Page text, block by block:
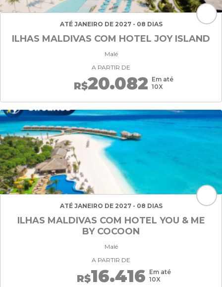
ATÉ JANEIRO DE 2027 - 08 DIAS
ILHAS MALDIVAS COM HOTEL JOY ISLAND
Malé
A PARTIR DE
R$20.082 Em até
10X
ATÉ JANEIRO DE 2027 - 08 DIAS
ILHAS MALDIVAS COM HOTEL YOU & ME
BY COCOON
Malé
A PARTIR DE
R$16.416 Em até
10X